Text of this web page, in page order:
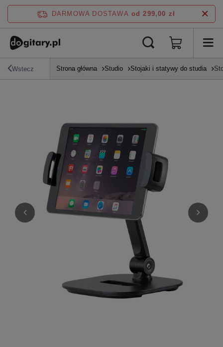
DARMOWA DOSTAWA od 299,00 zł
Wstecz Strona główna Studio Stojaki i statywy do studia